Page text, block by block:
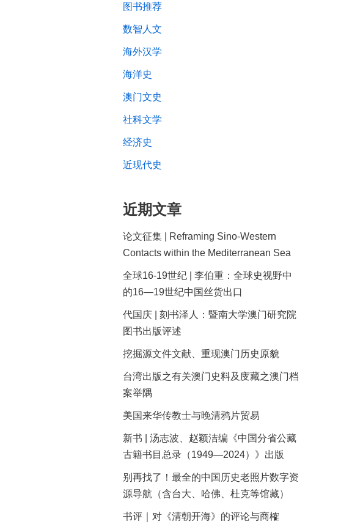
图书推荐
数智人文
海外汉学
海洋史
澳门文史
社科文学
经济史
近现代史
近期文章
论文征集 | Reframing Sino-Western
Contacts within the Mediterranean Sea
全球16-19世纪 | 李伯重：全球史视野中
的16—19世纪中国丝货出口
代国庆 | 刻书泽人：暨南大学澳门研究院
图书出版评述
挖掘源文件文献、重现澳门历史原貌
台湾出版之有关澳门史料及庋藏之澳门档
案举隅
美国来华传教士与晚清鸦片贸易
新书 | 汤志波、赵颖洁编《中国分省公藏
古籍书目总录（1949—2024）》出版
别再找了！最全的中国历史老照片数字资
源导航（含台大、哈佛、杜克等馆藏）
书评｜对《清朝开海》的评论与商榷